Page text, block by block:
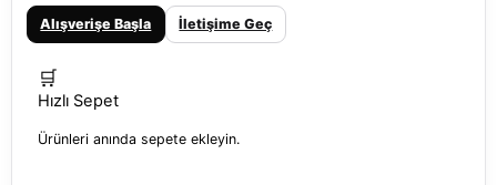
Alışverişe Başla İletişime Geç
🛒
Hızlı Sepet
Ürünleri anında sepete ekleyin.